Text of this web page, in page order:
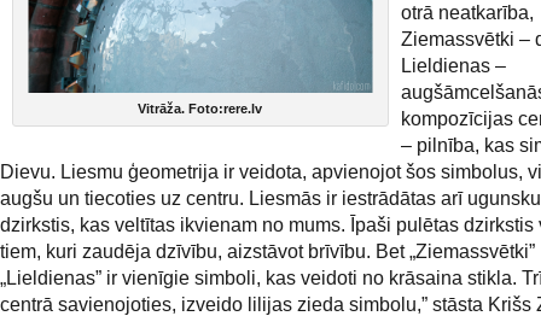
Vitrāža. Foto:rere.lv
otrā neatkarība,
Ziemassvētki –
Lieldienas –
kompozīcijas
– pilnība, kas
Dievu. Liesmu ģeometrija ir veidota, apvienojot šos simbolus,
augšu un tiecoties uz centru. Liesmās ir iestrādātas arī
dzirkstis, kas veltītas ikvienam no mums. Īpaši pulētas dzirkstis
tiem, kuri zaudēja dzīvību, aizstāvot brīvību. Bet „Ziemassvētki”
„Lieldienas” ir vienīgie simboli, kas veidoti no krāsaina stikla.
centrā savienojoties, izveido lilijas zieda simbolu,” stāsta Krišs